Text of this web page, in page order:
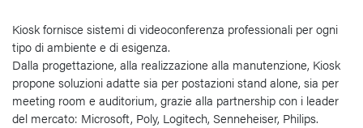
Kiosk fornisce sistemi di videoconferenza professionali per ogni
tipo di ambiente e di esigenza.
Dalla progettazione, alla realizzazione alla manutenzione, Kiosk
propone soluzioni adatte sia per postazioni stand alone, sia per
meeting room e auditorium, grazie alla partnership con i leader
del mercato: Microsoft, Poly, Logitech, Senneheiser, Philips.